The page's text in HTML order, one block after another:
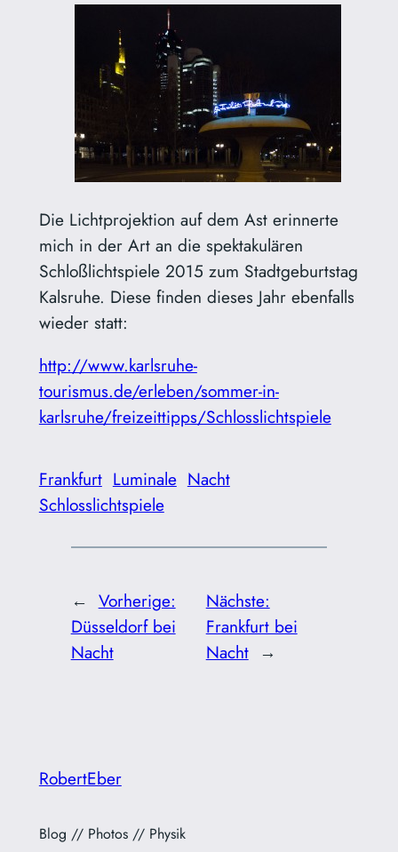
Die Lichtprojektion auf dem Ast erinnerte
mich in der Art an die spektakulären
Schloßlichtspiele 2015 zum Stadtgeburtstag
Kalsruhe. Diese finden dieses Jahr ebenfalls
wieder statt:
http://www.karlsruhe-
tourismus.de/erleben/sommer-in-
karlsruhe/freizeittipps/Schlosslichtspiele
Frankfurt Luminale Nacht
Schlosslichtspiele
← Vorherige:
Düsseldorf bei
Nacht
Nächste:
Frankfurt bei
Nacht →
RobertEber
Blog // Photos // Physik